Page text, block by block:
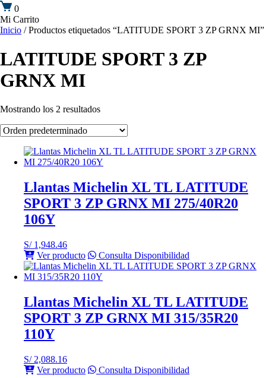
0
Mi Carrito
Inicio / Productos etiquetados “LATITUDE SPORT 3 ZP GRNX MI”
LATITUDE SPORT 3 ZP
GRNX MI
Mostrando los 2 resultados
Llantas Michelin XL TL LATITUDE
SPORT 3 ZP GRNX MI 275/40R20
106Y
S/1,948.46
Ver producto
Consulta Disponibilidad
Llantas Michelin XL TL LATITUDE
SPORT 3 ZP GRNX MI 315/35R20
110Y
S/2,088.16
Ver producto
Consulta Disponibilidad